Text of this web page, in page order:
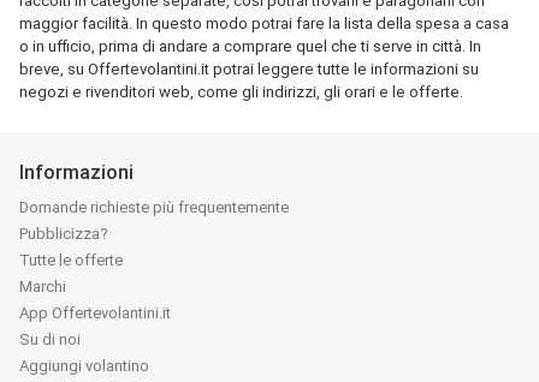
maggior facilità. In questo modo potrai fare la lista della spesa a casa
o in ufficio, prima di andare a comprare quel che ti serve in città. In
breve, su Offertevolantini.it potrai leggere tutte le informazioni su
negozi e rivenditori web, come gli indirizzi, gli orari e le offerte.
Informazioni
Domande richieste più frequentemente
Pubblicizza?
Tutte le offerte
Marchi
App Offertevolantini.it
Su di noi
Aggiungi volantino